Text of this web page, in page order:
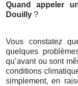
Quand appeler
Douilly ?
Vous constatez
quelques
qu’avant ou sont
conditions
simplement, en